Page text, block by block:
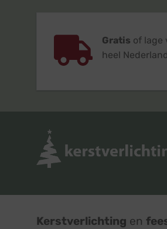
Gratis of lage
heel
Kerstverlichting en